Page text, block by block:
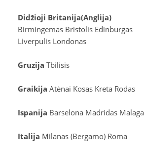
Didžioji Britanija(Anglija)
Birmingemas Bristolis Edinburgas
Liverpulis Londonas
Gruzija Tbilisis
Graikija Atėnai Kosas Kreta Rodas
Ispanija Barselona Madridas Malaga
Italija Milanas (Bergamo) Roma